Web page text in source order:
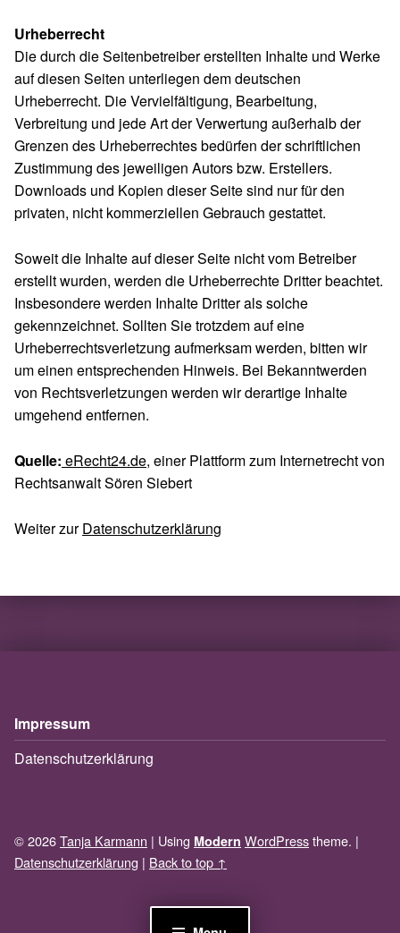
Urheberrecht
Die durch die Seitenbetreiber erstellten Inhalte und Werke
auf diesen Seiten unterliegen dem deutschen
Urheberrecht. Die Vervielfältigung, Bearbeitung,
Verbreitung und jede Art der Verwertung außerhalb der
Grenzen des Urheberrechtes bedürfen der schriftlichen
Zustimmung des jeweiligen Autors bzw. Erstellers.
Downloads und Kopien dieser Seite sind nur für den
privaten, nicht kommerziellen Gebrauch gestattet.
Soweit die Inhalte auf dieser Seite nicht vom Betreiber
erstellt wurden, werden die Urheberrechte Dritter beachtet.
Insbesondere werden Inhalte Dritter als solche
gekennzeichnet. Sollten Sie trotzdem auf eine
Urheberrechtsverletzung aufmerksam werden, bitten wir
um einen entsprechenden Hinweis. Bei Bekanntwerden
von Rechtsverletzungen werden wir derartige Inhalte
umgehend entfernen.
Quelle: eRecht24.de, einer Plattform zum Internetrecht von
Rechtsanwalt Sören Siebert
Weiter zurDatenschutzerklärung
Impressum
Datenschutzerklärung
© 2026Tanja Karmann | Using Modern WordPresstheme. |
Datenschutzerklärung | Back to top ↑